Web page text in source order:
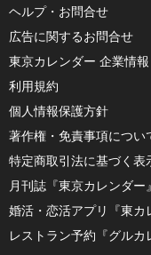
ヘルプ・お問合せ
広告に関するお問合せ
東京カレンダー 企業情報
利用規約
個人情報保護方針
著作権・免責事項につい
特定商取引法に基づく表
月刊誌『東京カレンダー』
婚活・恋活アプリ『東カ
レストラン予約『グルカ